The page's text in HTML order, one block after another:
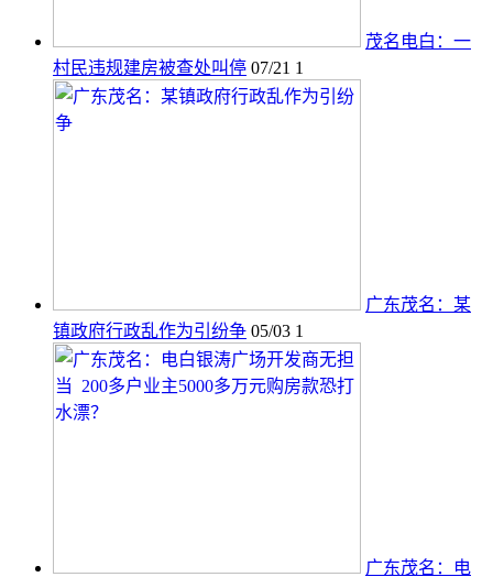
茂名电白：一
村民违规建房被查处叫停 07/21 1
广东茂名：某
镇政府行政乱作为引纷争 05/03 1
广东茂名：电